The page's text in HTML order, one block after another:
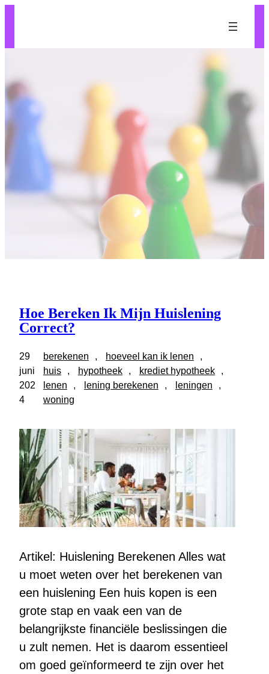
Hoe Bereken Ik Mijn Huislening
Correct?
29
juni
202
4
berekenen , hoeveel kan ik lenen
huis
, hypotheek , krediet hypotheek
lenen
, lening berekenen , leningen
woning
Artikel: Huislening Berekenen Alles wat
u moet weten over het berekenen van
een huislening Een huis kopen is een
grote stap en vaak een van de
belangrijkste financiële beslissingen die
u zult nemen. Het is daarom essentieel
om goed geïnformeerd te zijn over het